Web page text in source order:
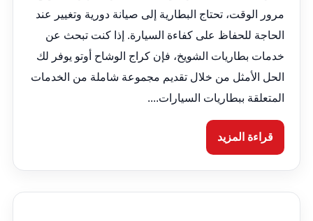
مرور الوقت، تحتاج البطارية إلى صيانة دورية وتغيير عند
الحاجة للحفاظ على كفاءة السيارة. إذا كنت تبحث عن
خدمات بطاريات الشويخ، فإن كراج الوشاح أوتو يوفر لك
الحل الأمثل من خلال تقديم مجموعة شاملة من الخدمات
المتعلقة ببطاريات السيارات....
قراءة المزيد